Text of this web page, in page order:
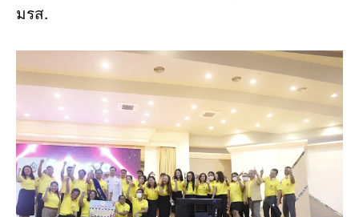
มรส.